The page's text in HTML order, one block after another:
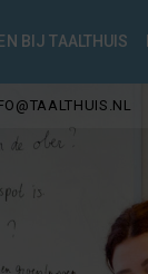
BIJ TAALTHUIS